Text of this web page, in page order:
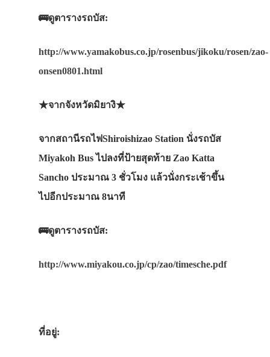
🚌ดูตารางรถบัส:
http://www.yamakobus.co.jp/rosenbus/jikoku/rosen/zao-
onsen0801.html
★จากจังหวัดมิยางิ★
จากสถานีรถไฟShiroishizao Station นั่งรถบัส
Miyakoh Busไปลงที่ป้ายสุดท้าย Zao Katta
Sancho ประมาณ 3 ชั่วโมง แล้วนั่งกระเช้าขึ้น
ไปอีกประมาณ 8นาที
🚌ดูตารางรถบัส:
http://www.miyakou.co.jp/cp/zao/timesche.pdf
ที่อยู่: